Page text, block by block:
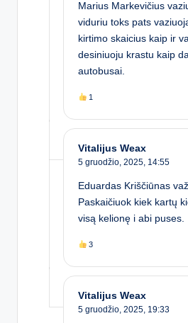
Marius Markevičius
viduriu toks pats
kirtimo skaicius kaip ir
desiniuoju krastu kaip
autobusai.
1
Vitalijus Weax
5 gruodžio, 2025, 14:55
Eduardas Kriščiūnas
Paskaičiuok kiek kartų
visą kelionę i abi puses.
3
Vitalijus Weax
5 gruodžio, 2025, 19:33